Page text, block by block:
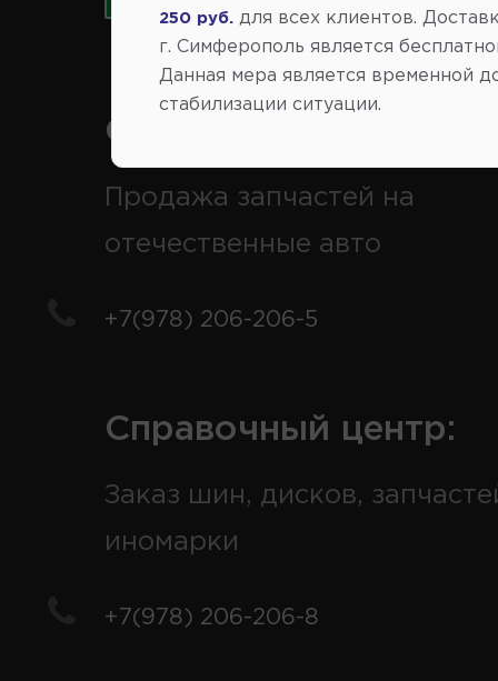
Справочный центр:
Продажа запчастей на
отечественные авто
+7(978) 206-206-5
Справочный центр:
Заказ шин, дисков,
иномарки
+7(978) 206-206-8
250 руб.
для всех клиентов.
г. Симферополь является
Данная мера является временной
стабилизации ситуации.